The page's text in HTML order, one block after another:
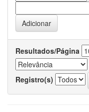
Resultados/Página
Registro(s)